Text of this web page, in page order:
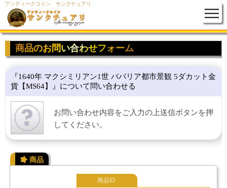
アンティークコイン サンクチュアリ
商品のお問い合わせフォーム
『1640年 マクシミリアン1世 ババリア都市景観 5ダカット金
貨【MS64】』について問い合わせる
お問い合わせ内容をご入力の上送信ボタンを押
してください。
商品ID